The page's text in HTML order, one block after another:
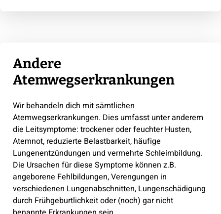
Andere
Atemwegserkrankungen
Wir behandeln dich mit sämtlichen
Atemwegserkrankungen. Dies umfasst unter anderem
die Leitsymptome: trockener oder feuchter Husten,
Atemnot, reduzierte Belastbarkeit, häufige
Lungenentzündungen und vermehrte Schleimbildung.
Die Ursachen für diese Symptome können z.B.
angeborene Fehlbildungen, Verengungen in
verschiedenen Lungenabschnitten, Lungenschädigung
durch Frühgeburtlichkeit oder (noch) gar nicht